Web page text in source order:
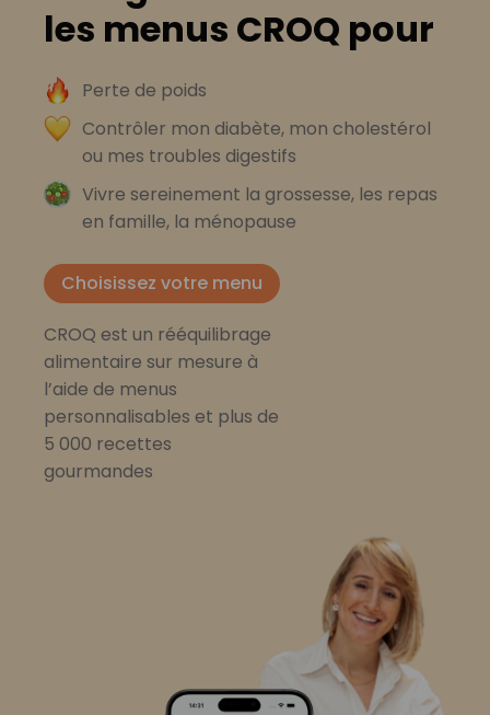
les menus CROQ pour
Perte de poids
Contrôler mon diabète, mon cholestérol
ou mes troubles digestifs
Vivre sereinement la grossesse, les repas
en famille, la ménopause
Choisissez votre menu
CROQ est un rééquilibrage
alimentaire sur mesure à
l’aide de menus
personnalisables et plus de
5 000 recettes
gourmandes